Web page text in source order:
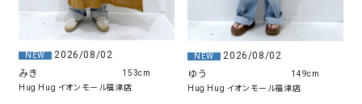
NEW
2026/08/02
みき
Hug Hug イオンモール福津店
153cm
NEW
2026/08/02
ゆう
Hug Hug イオンモール福津店
149cm